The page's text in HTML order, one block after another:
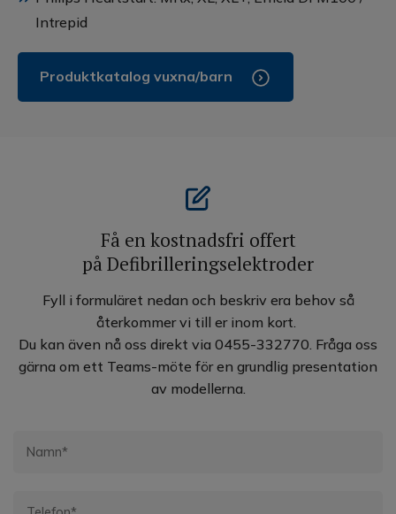
Intrepid
Produktkatalog vuxna/barn
Få en kostnadsfri offert
på Defibrilleringselektroder
Fyll i formuläret nedan och beskriv era behov så
återkommer vi till er inom kort.
Du kan även nå oss direkt via 0455-332770. Fråga oss
gärna om ett Teams-möte för en grundlig presentation
av modellerna.